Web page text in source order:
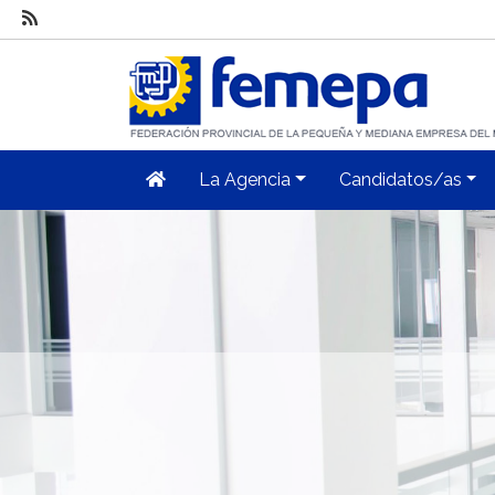
La Agencia Candidatos/as